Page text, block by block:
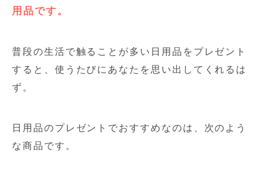
用品です。
普段の生活で触ることが多い日用品をプレゼント
すると、使うたびにあなたを思い出してくれるは
ず。
日用品のプレゼントでおすすめなのは、次のよう
な商品です。